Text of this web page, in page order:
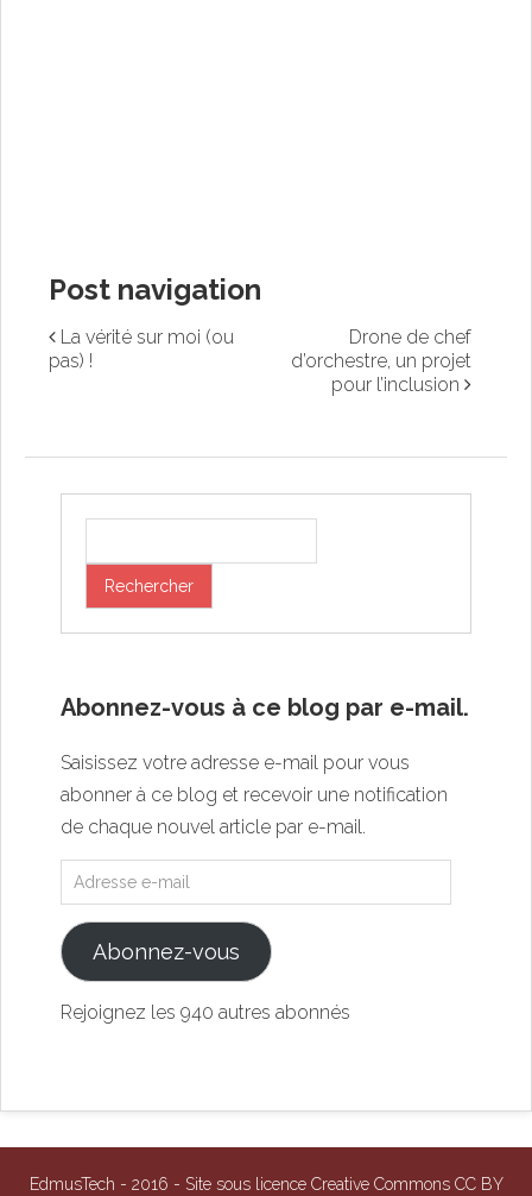
Post navigation
La vérité sur moi (ou
pas) !
Drone de chef
d’orchestre, un projet
pour l’inclusion
Abonnez-vous à ce blog par e-mail.
Saisissez votre adresse e-mail pour vous
abonner à ce blog et recevoir une notification
de chaque nouvel article par e-mail.
Abonnez-vous
Rejoignez les 940 autres abonnés
EdmusTech - 2016 - Site sous licence Creative Commons CC BY